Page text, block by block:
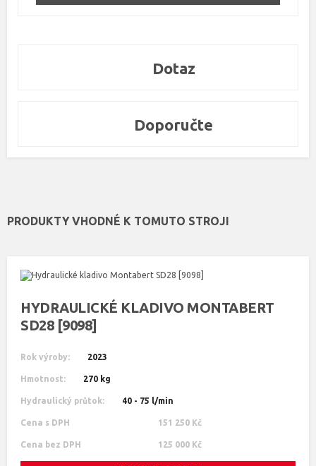
Dotaz
Doporučte
PRODUKTY VHODNÉ K TOMUTO STROJI
HYDRAULICKÉ KLADIVO MONTABERT
SD28 [9098]
Rok výroby: 2023
Hmotnost: 270 kg
Hydraulický průtok: 40 - 75 l/min
Cena s DPH 151 250 Kč
Cena bez DPH 125 000 Kč